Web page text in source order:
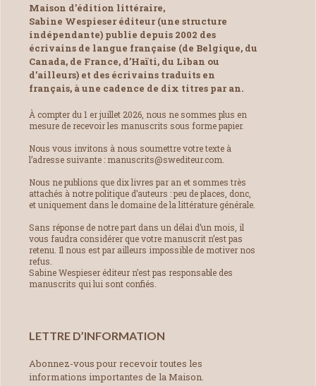
Maison d’édition littéraire,
Sabine Wespieser éditeur (une structure
indépendante) publie depuis 2002 des
écrivains de langue française (de Belgique, du
Canada, de France, d’Haïti, du Liban ou
d’ailleurs) et des écrivains traduits en
français, à une cadence de dix titres par an.
À compter du 1 er juillet 2026, nous ne sommes plus en
mesure de recevoir les manuscrits sous forme papier.
Nous vous invitons à nous soumettre votre texte à
l’adresse suivante : manuscrits@swediteur.com.
Nous ne publions que dix livres par an et sommes très
attachés à notre politique d’auteurs : peu de places, donc,
et uniquement dans le domaine de la littérature générale.
Sans réponse de notre part dans un délai d’un mois, il
vous faudra considérer que votre manuscrit n’est pas
retenu. Il nous est par ailleurs impossible de motiver nos
refus.
Sabine Wespieser éditeur n’est pas responsable des
manuscrits qui lui sont confiés.
LETTRE D’INFORMATION
Abonnez-vous pour recevoir toutes les
informations importantes de la Maison.